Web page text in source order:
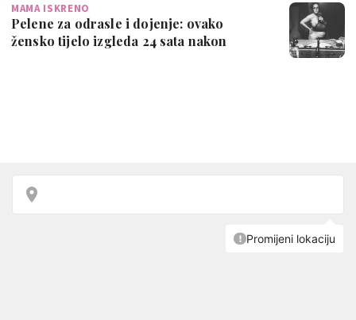
MAMA ISKRENO
Pelene za odrasle i dojenje: ovako
žensko tijelo izgleda 24 sata nakon